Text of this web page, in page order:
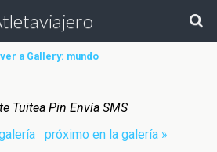
a Gallery: mundo
Tuitea Pin Envía SMS
próximo en la galería »